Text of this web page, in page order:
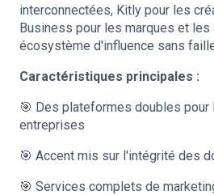
interconnectées, Kitly pour les
Business pour les marques et les
écosystème d'influence sans
Caractéristiques principales :
🎯 Des plateformes doubles
entreprises
🎯 Accent mis sur l'intégrité des
🎯 Services complets de